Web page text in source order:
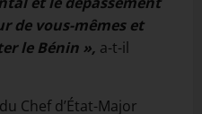
de vous-mêmes et
le Bénin », a-t-il
Chef d’État-Major